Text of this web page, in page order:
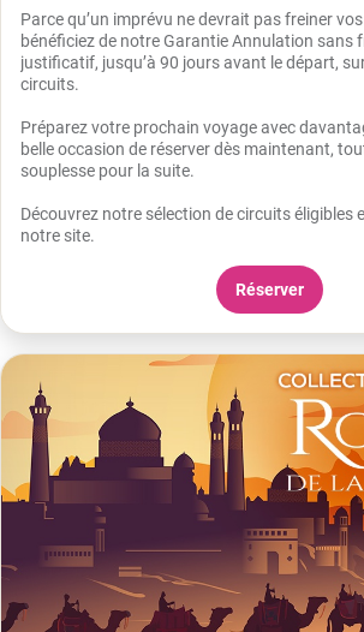
Parce qu’un imprévu ne devrait pas freiner
bénéficiez de notre Garantie Annulation sans
justificatif, jusqu’à 90 jours avant le départ,
circuits.
Préparez votre prochain voyage avec
belle occasion de réserver dès maintenant,
souplesse pour la suite.
Découvrez notre sélection de circuits éligibles
notre site.
Réserver